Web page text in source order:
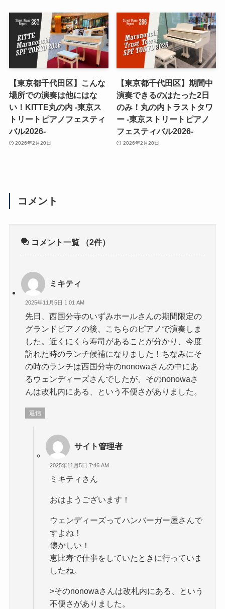
【東京都千代田区】こんな
場所での演奏は他にはな
い！KITTE丸の内 -東京ス
トリートピアノフェスティ
バル2026-
2026年2月20日
【東京都千代田区】期間中
演奏できるのはたった2日
のみ！丸の内トラストタワ
ー -東京ストリートピアノ
フェスティバル2026-
2026年2月20日
コメント
コメント一覧 （2件）
ミキティ
2025年11月5日 1:01 AM
先日、西国分寺のいずみホールさんの期間限定の
グランドピアノの後、こちらのピアノで演奏しま
した。近くにくら寿司があることが分かり、今度
訪れた時のランチ候補になりました！ちなみにそ
の時のランチは西国分寺のnonowaさんの中にあ
るウェンディーズさんでしたが、そのnonowaさ
んは改札内にある、という不便さがありました。
返信
サイト管理者
2025年11月5日 7:46 AM
ミキティさん
おはようございます！
ウェンディーズってハンバーガー屋さんで
すよね！
懐かしい！
恵比寿で仕事をしていたときに行っていま
したね。
>そのnonowaさんは改札内にある、という
不便さがありました。